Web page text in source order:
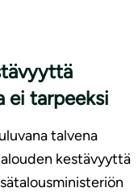
ei tarpeeksi
talvena
kestävyyttä